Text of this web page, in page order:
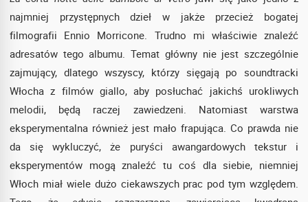
najmniej przystępnych dzieł w jakże przecież bogatej
filmografii Ennio Morricone. Trudno mi właściwie znaleźć
adresatów tego albumu. Temat główny nie jest szczególnie
zajmujący, dlatego wszyscy, którzy sięgają po soundtracki
Włocha z filmów giallo, aby posłuchać jakichś urokliwych
melodii, będą raczej zawiedzeni. Natomiast warstwa
eksperymentalna również jest mało frapująca. Co prawda nie
da się wykluczyć, że puryści awangardowych tekstur i
eksperymentów mogą znaleźć tu coś dla siebie, niemniej
Włoch miał wiele dużo ciekawszych prac pod tym względem.